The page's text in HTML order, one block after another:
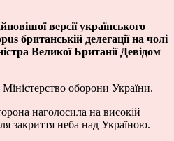
версії українського
британській делегації на чолі
Великої Британії Девідом
Міністерство оборони України.
наголосила на високій
закриття неба над Україною.